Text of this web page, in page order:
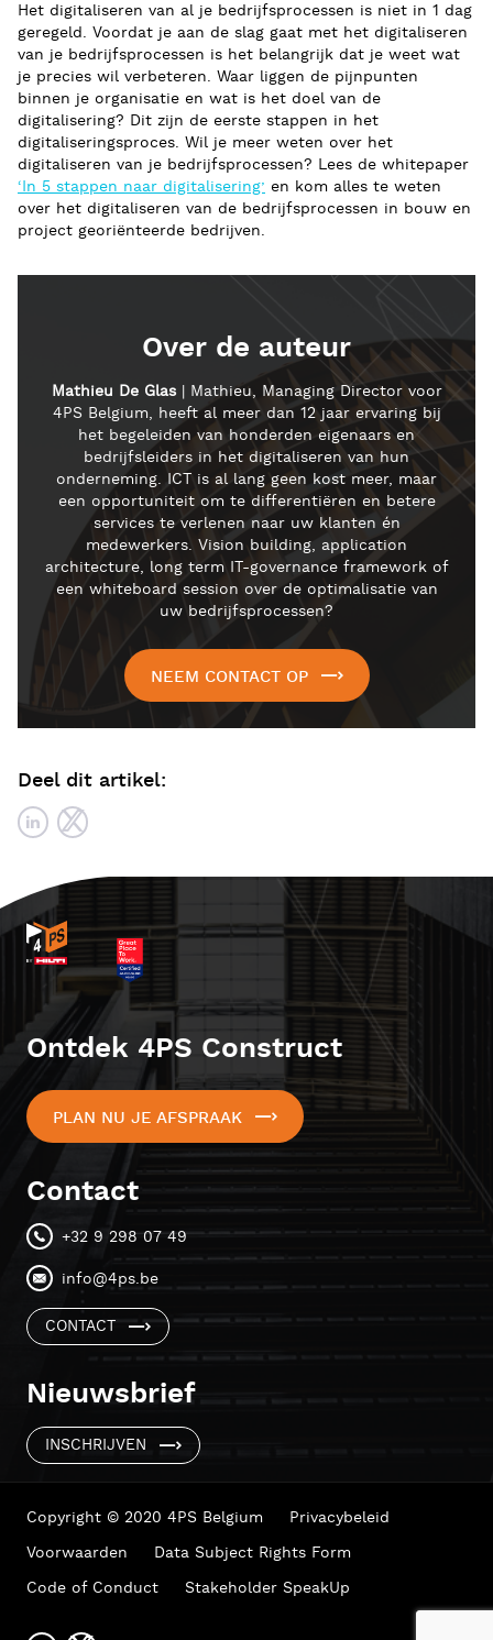
Het digitaliseren van al je bedrijfsprocessen is niet in 1 dag
geregeld. Voordat je aan de slag gaat met het digitaliseren
van je bedrijfsprocessen is het belangrijk dat je weet wat
je precies wil verbeteren. Waar liggen de pijnpunten
binnen je organisatie en wat is het doel van de
digitalisering? Dit zijn de eerste stappen in het
digitaliseringsproces. Wil je meer weten over het
digitaliseren van je bedrijfsprocessen? Lees de whitepaper
‘In 5 stappen naar digitalisering’ en kom alles te weten
over het digitaliseren van de bedrijfsprocessen in bouw en
project georiënteerde bedrijven.
Over de auteur
Mathieu De Glas| Mathieu, Managing Director voor
4PS Belgium, heeft al meer dan 12 jaar ervaring bij
het begeleiden van honderden eigenaars en
bedrijfsleiders in het digitaliseren van hun
onderneming. ICT is al lang geen kost meer, maar
een opportuniteit om te differentiëren en betere
services te verlenen naar uw klanten én
medewerkers. Vision building, application
architecture, long term IT-governance framework of
een whiteboard session over de optimalisatie van
uw bedrijfsprocessen?
NEEM CONTACT OP
Deel dit artikel:
Ontdek 4PS Construct
PLAN NU JE AFSPRAAK
Contact
+32 9 298 07 49
info@4ps.be
CONTACT
Nieuwsbrief
INSCHRIJVEN
Copyright © 2020 4PS Belgium
Privacybeleid
Voorwaarden
Data Subject Rights Form
Code of Conduct
Stakeholder SpeakUp